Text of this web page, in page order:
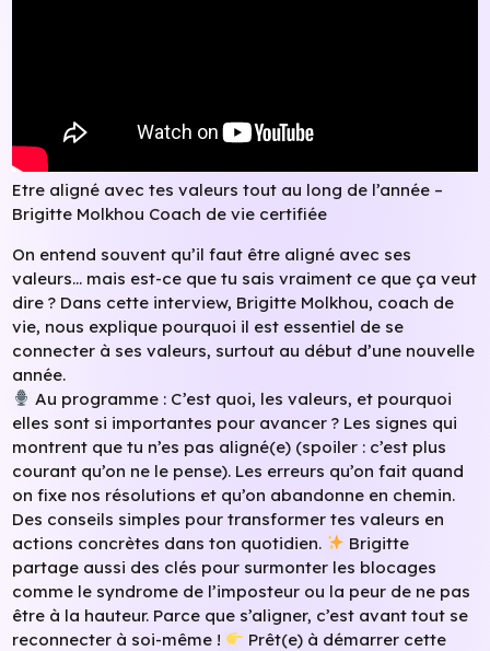
Etre aligné avec tes valeurs tout au long de l’année –
Brigitte Molkhou Coach de vie certifiée
On entend souvent qu’il faut être aligné avec ses
valeurs… mais est-ce que tu sais vraiment ce que ça veut
dire ? Dans cette interview, Brigitte Molkhou, coach de
vie, nous explique pourquoi il est essentiel de se
connecter à ses valeurs, surtout au début d’une nouvelle
année.
Au programme : C’est quoi, les valeurs, et pourquoi
elles sont si importantes pour avancer ? Les signes qui
montrent que tu n’es pas aligné(e) (spoiler : c’est plus
courant qu’on ne le pense). Les erreurs qu’on fait quand
on fixe nos résolutions et qu’on abandonne en chemin.
Des conseils simples pour transformer tes valeurs en
actions concrètes dans ton quotidien.
Brigitte
partage aussi des clés pour surmonter les blocages
comme le syndrome de l’imposteur ou la peur de ne pas
être à la hauteur. Parce que s’aligner, c’est avant tout se
reconnecter à soi-même !
Prêt(e) à démarrer cette